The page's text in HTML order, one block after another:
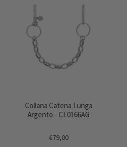
Collana Catena Lunga
Argento - CL0166AG
€79,00